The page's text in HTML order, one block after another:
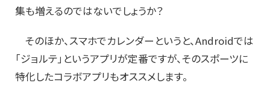
集も増えるのではないでしょうか？
そのほか、スマホでカレンダーというと、Androidでは
「ジョルテ」というアプリが定番ですが、そのスポーツに
特化したコラボアプリもオススメします。